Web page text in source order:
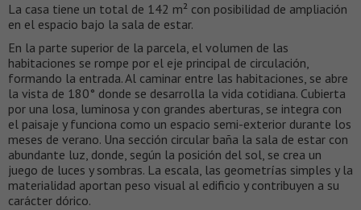
La casa tiene un total de 142 m² con posibilidad de ampliación
en el espacio bajo la sala de estar.
En la parte superior de la parcela, el volumen de las
habitaciones se rompe por el eje principal de circulación,
formando la entrada. Al caminar entre las habitaciones, se abre
la vista de 180° donde se desarrolla la vida cotidiana. Cubierta
por una losa, luminosa y con grandes aberturas, se integra con
el paisaje y funciona como un espacio semi-exterior durante los
meses de verano. Una sección circular baña la sala de estar con
abundante luz, donde, según la posición del sol, se crea un
juego de luces y sombras. La escala, las geometrías simples y la
materialidad aportan peso visual al edificio y contribuyen a su
carácter dórico.